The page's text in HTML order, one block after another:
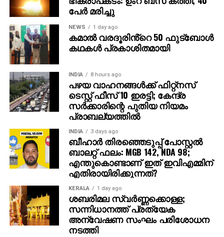
മോശമായ അനുഭവമാണ് കുട്ടിക്കുണ്ടായത്.
ഈ സാഹചര്യത്തിലാണ് അന്നത്തെ വനിതാ
ശിശുക്ഷേമ വകുപ്പ് മന്ത്രിയായ കെ.കെ ശൈലജക്ക്
മാതാവ് പരാതി നല്‍കുന്നത്. കൗണ്‍സലര്‍മാരുടെ
അനുഭവിച്ചതെന്ന് പരാതിയില്‍ പറയുന്നു. ഈ
പരാതിയില്‍ ശൈലജ ഒരു നടപടിയും
സ്വീകരിക്കാത്തതാണ് കോടതിയുടെ വിധിന്യായത്തില്‍
എടുത്ത് പറയുന്നത്.
പേര്‍ മരിച്ചു
NEWS 1 day ago
കമാൽ വരദൂരിൻ്റെ 50 ഫുട്ബോൾ
കഥകൾ പ്രകാശിതമായി
INDIA 8 hours ago
പഴയ വാഹനങ്ങള്‍ക്ക് ഫിറ്റ്‌നസ്
ടെസ്റ്റ് ഫീസ് 10 ഇരട്ടി; കേന്ദ്ര
സര്‍ക്കാരിന്റെ പുതിയ നിയമം
പ്രാബല്യത്തില്‍
INDIA 3 days ago
ബീഹാർ തിരഞ്ഞെടുപ്പ് പോസ്റ്റൽ
ബാലറ്റ് ഫലം: MGB 142, NDA 98;
എന്തുകൊണ്ടാണ് ഇത് ഇവിഎമ്മിന്
എതിരായിരിക്കുന്നത്?
KERALA 1 day ago
ശബരിമല സ്വര്‍ണ്ണക്കൊള്ള;
സന്നിധാനത്ത് പ്രത്യേക
അന്വേഷണ സംഘം പരിശോധന
നടത്തി